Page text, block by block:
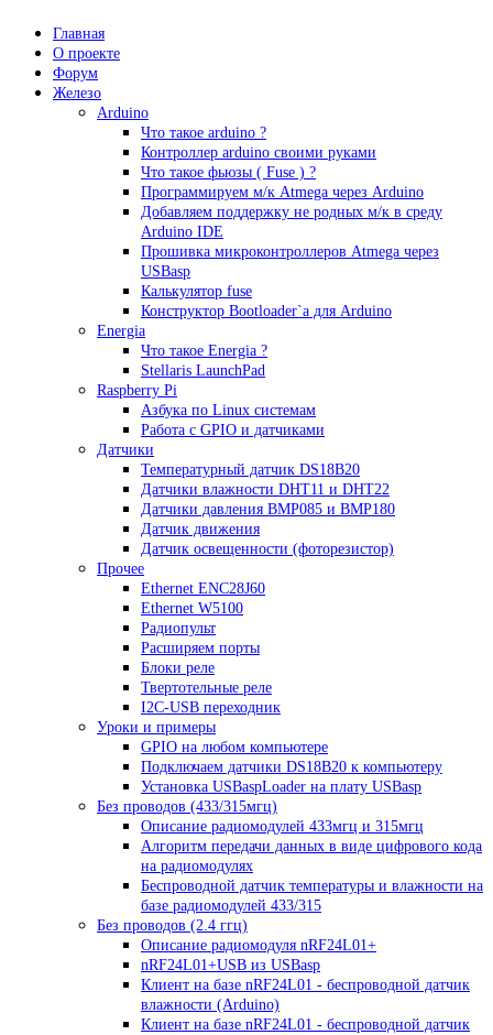
Главная
О проекте
Форум
Железо
Arduino
Что такое аrduino ?
Контроллер arduino своими руками
Что такое фьюзы ( Fuse ) ?
Программируем м/к Atmega через Arduino
Добавляем поддержку не родных м/к в среду
Arduino IDE
Прошивка микроконтроллеров Atmega через
USBasp
Калькулятор fuse
Конструктор Bootloader`а для Arduino
Energia
Что такое Energia ?
Stellaris LaunchPad
Raspberry Pi
Азбука по Linux системам
Работа с GPIO и датчиками
Датчики
Температурный датчик DS18B20
Датчики влажности DHT11 и DHT22
Датчики давления BMP085 и BMP180
Датчик движения
Датчик освещенности (фоторезистор)
Прочее
Ethernet ENC28J60
Ethernet W5100
Радиопульт
Расширяем порты
Блоки реле
Твертотельные реле
I2C-USB переходник
Уроки и примеры
GPIO на любом компьютере
Подключаем датчики DS18B20 к компьютеру
Установка USBaspLoader на плату USBasp
Без проводов (433/315мгц)
Описание радиомодулей 433мгц и 315мгц
Алгоритм передачи данных в виде цифрового кода
на радиомодулях
Беспроводной датчик температуры и влажности на
базе радиомодулей 433/315
Без проводов (2.4 ггц)
Описание радиомодуля nRF24L01+
nRF24L01+USB из USBasp
Клиент на базе nRF24L01 - беспроводной датчик
влажности (Arduino)
Клиент на базе nRF24L01 - беспроводной датчик